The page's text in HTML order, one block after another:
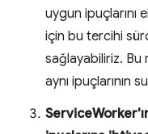
uygun ipuçlarını
için bu tercihi
sağlayabiliriz. Bu
aynı ipuçlarının